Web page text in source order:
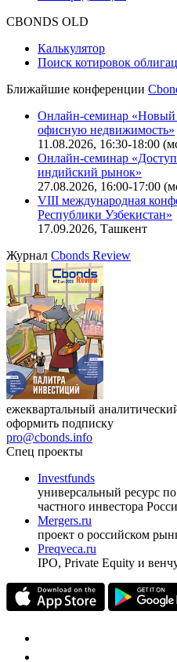
Оферта для юридических
IT-аккредитация
Поиск котировок
Ближайшие конференции
Онлайн-семинар «Новый
офисную недвижимость»
11.08.2026, 16:30-18:00
Онлайн-семинар «Доступ
индийский рынок»
VIII международная
Республики Узбекистан»
17.09.2026, Ташкент
ЖурналCbonds Review
оформить подписку
pro@cbonds.info
Спец проекты
Investfunds
универсальный ресурс
частного инвестора
проект о российском
Preqveca.ru